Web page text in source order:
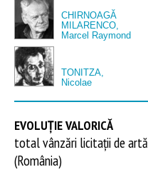
CHIRNOAGĂ
MILARENCO,
Marcel Raymond
TONITZA,
Nicolae
EVOLUȚIE VALORICĂ
total vânzări licitații de artă
(România)